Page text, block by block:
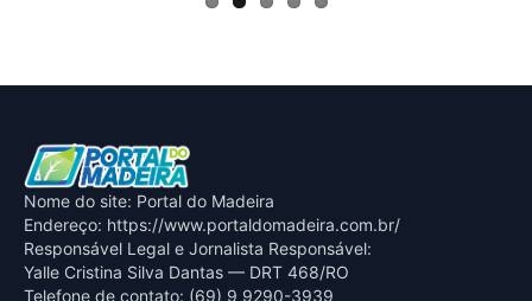
Nome do site: Portal do Madeira
Endereço: https://www.portaldomadeira.com.br/
Responsável Legal e Jornalista Responsável:
Yalle Cristina Silva Dantas — DRT 468/RO
Telefone de contato: (69) 9 9290-3939